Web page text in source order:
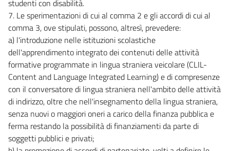
studenti con disabilità.
7. Le sperimentazioni di cui al comma 2 e gli accordi di cui al
comma 3, ove stipulati, possono, altresì, prevedere:
a) l'introduzione nelle istituzioni scolastiche
dell'apprendimento integrato dei contenuti delle attività
formative programmate in lingua straniera veicolare (CLIL-
Content and Language Integrated Learning) e di compresenze
con il conversatore di lingua straniera nell'ambito delle attività
di indirizzo, oltre che nell'insegnamento della lingua straniera,
senza nuovi o maggiori oneri a carico della finanza pubblica e
ferma restando la possibilità di finanziamenti da parte di
soggetti pubblici e privati;